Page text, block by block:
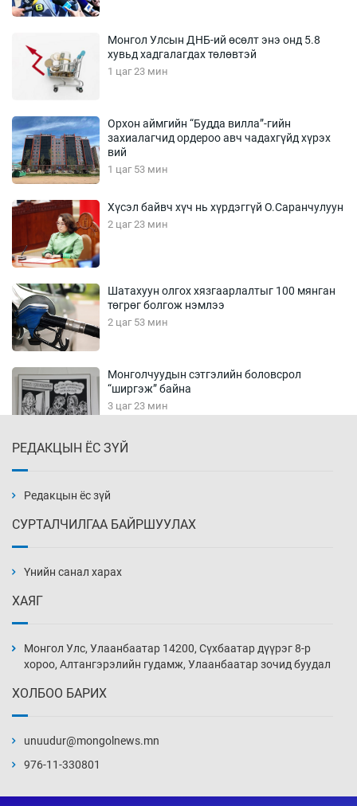
Монгол Улсын ДНБ-ий өсөлт энэ онд 5.8
хувьд хадгалагдах төлөвтэй
1 цаг 23 мин
Орхон аймгийн “Будда вилла”-гийн
захиалагчид ордероо авч чадахгүйд хүрэх
вий
1 цаг 53 мин
Хүсэл байвч хүч нь хүрдэггүй О.Саранчулуун
2 цаг 23 мин
Шатахуун олгох хязгаарлалтыг 100 мянган
төгрөг болгож нэмлээ
2 цаг 53 мин
Монголчуудын сэтгэлийн боловсрол
“ширгэж” байна
3 цаг 23 мин
2026-08-07
2026-08-07
2026-08-07
2026-08-07
РЕДАКЦЫН ЁС ЗҮЙ
Редакцын ёс зүй
СУРТАЛЧИЛГАА БАЙРШУУЛАХ
Үнийн санал харах
ХАЯГ
Монгол Улс, Улаанбаатар 14200, Сүхбаатар дүүрэг 8-р
хороо, Алтангэрэлийн гудамж, Улаанбаатар зочид буудал
ХОЛБОО БАРИХ
unuudur@mongolnews.mn
976-11-330801